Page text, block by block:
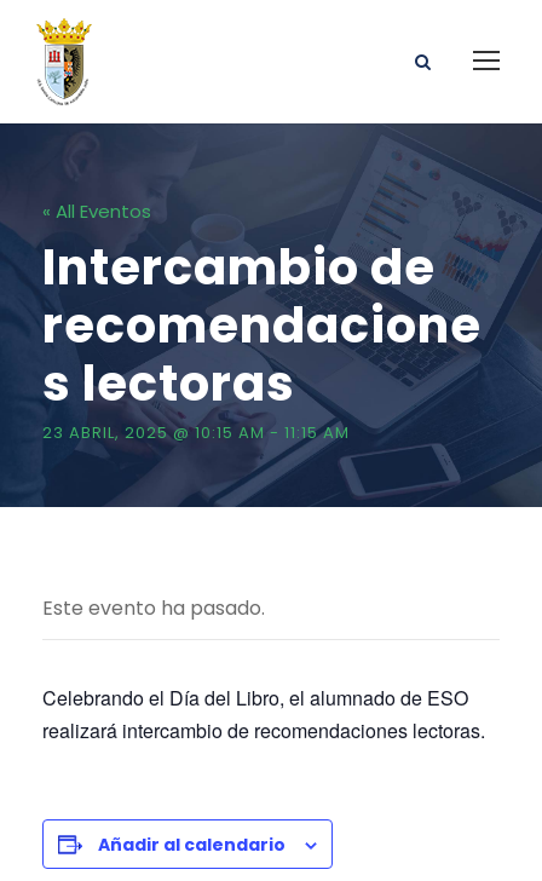
« All Eventos
Intercambio de
recomendacione
s lectoras
23 ABRIL, 2025 @ 10:15 AM - 11:15 AM
Este evento ha pasado.
Celebrando el Día del Libro, el alumnado de ESO
realizará intercambio de recomendaciones lectoras.
Añadir al calendario